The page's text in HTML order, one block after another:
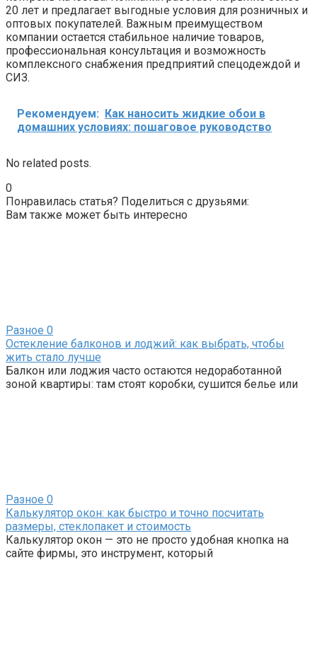
20 лет и предлагает выгодные условия для розничных и
оптовых покупателей. Важным преимуществом
компании остается стабильное наличие товаров,
профессиональная консультация и возможность
комплексного снабжения предприятий спецодеждой и
СИЗ.
Рекомендуем:
Как наносить жидкие обои в
домашних условиях: пошаговое руководство
No related posts.
0
Понравилась статья? Поделиться с друзьями:
Вам также может быть интересно
Разное 0
Остекление балконов и лоджий: как выбрать, чтобы
жить стало лучше
Балкон или лоджия часто остаются недоработанной
зоной квартиры: там стоят коробки, сушится белье или
Разное 0
Калькулятор окон: как быстро и точно посчитать
размеры, стеклопакет и стоимость
Калькулятор окон — это не просто удобная кнопка на
сайте фирмы, это инструмент, который